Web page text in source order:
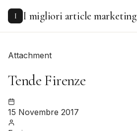
content
I I migliori article marketing
Attachment
Tende Firenze
15 Novembre 2017